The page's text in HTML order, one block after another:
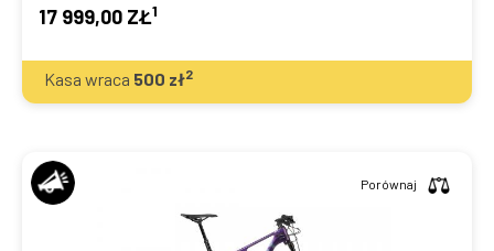
17 999,00 ZŁ1
Kasa wraca 500 zł2
Porównaj